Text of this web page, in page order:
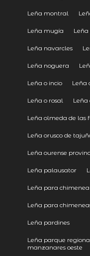
Leña montral
Leña mugía
Leña navarcles
Leña noguera
Leña o incio Leña
Leña o rosal Leña
Leña olmeda de las
Leña orusco de
Leña ourense
Leña palausator
Leña para chimenea
Leña para
Leña pardines
Leña parque
manzanares oeste